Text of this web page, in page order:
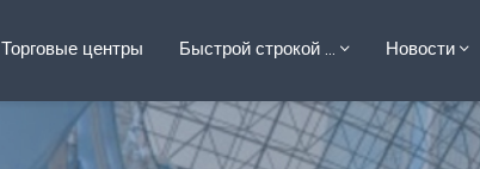
Торговые центры Быстрой строкой … Новости